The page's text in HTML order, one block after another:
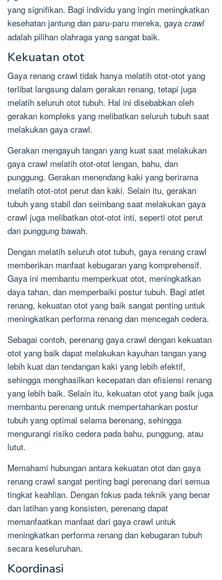
yang signifikan. Bagi individu yang ingin meningkatkan
kesehatan jantung dan paru-paru mereka, gaya crawl
adalah pilihan olahraga yang sangat baik.
Kekuatan otot
Gaya renang crawl tidak hanya melatih otot-otot yang
terlibat langsung dalam gerakan renang, tetapi juga
melatih seluruh otot tubuh. Hal ini disebabkan oleh
gerakan kompleks yang melibatkan seluruh tubuh saat
melakukan gaya crawl.
Gerakan mengayuh tangan yang kuat saat melakukan
gaya crawl melatih otot-otot lengan, bahu, dan
punggung. Gerakan menendang kaki yang berirama
melatih otot-otot perut dan kaki. Selain itu, gerakan
tubuh yang stabil dan seimbang saat melakukan gaya
crawl juga melibatkan otot-otot inti, seperti otot perut
dan punggung bawah.
Dengan melatih seluruh otot tubuh, gaya renang crawl
memberikan manfaat kebugaran yang komprehensif.
Gaya ini membantu memperkuat otot, meningkatkan
daya tahan, dan memperbaiki postur tubuh. Bagi atlet
renang, kekuatan otot yang baik sangat penting untuk
meningkatkan performa renang dan mencegah cedera.
Sebagai contoh, perenang gaya crawl dengan kekuatan
otot yang baik dapat melakukan kayuhan tangan yang
lebih kuat dan tendangan kaki yang lebih efektif,
sehingga menghasilkan kecepatan dan efisiensi renang
yang lebih baik. Selain itu, kekuatan otot yang baik juga
membantu perenang untuk mempertahankan postur
tubuh yang optimal selama berenang, sehingga
mengurangi risiko cedera pada bahu, punggung, atau
lutut.
Memahami hubungan antara kekuatan otot dan gaya
renang crawl sangat penting bagi perenang dari semua
tingkat keahlian. Dengan fokus pada teknik yang benar
dan latihan yang konsisten, perenang dapat
memanfaatkan manfaat dari gaya crawl untuk
meningkatkan performa renang dan kebugaran tubuh
secara keseluruhan.
Koordinasi